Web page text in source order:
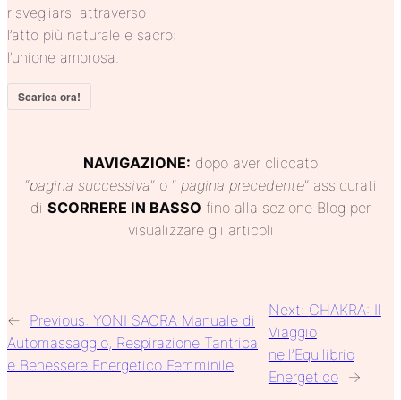
risvegliarsi attraverso
l’atto più naturale e sacro:
l’unione amorosa.
Scarica ora!
NAVIGAZIONE: dopo aver cliccato
“pagina successiva” o ” pagina precedente” assicurati
di SCORRERE IN BASSO fino alla sezione Blog per
visualizzare gli articoli
← Previous: YONI SACRA Manuale di
Automassaggio, Respirazione Tantrica
e Benessere Energetico Femminile
Next: CHAKRA: Il
Viaggio
nell’Equilibrio
Energetico
→